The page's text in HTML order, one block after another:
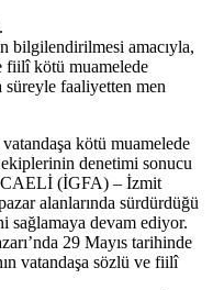
bilgilendirilmesi amacıyla,
fiilî kötü muamelede
faaliyetten men
kötü muamelede
ekiplerinin denetimi sonucu
(İGFA) – İzmit
alanlarında sürdürdüğü
sağlamaya devam ediyor.
29 Mayıs tarihinde
vatandaşa sözlü ve fiilî